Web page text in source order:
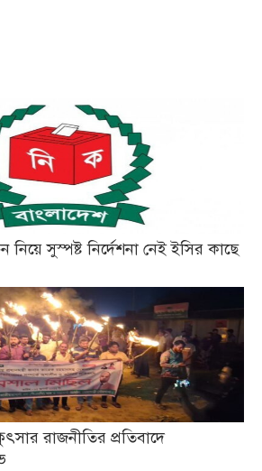
নিয়ে সুস্পষ্ট নির্দেশনা নেই ইসির কাছে
রাজনীতির প্রতিবাদে